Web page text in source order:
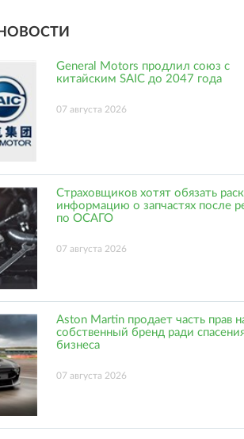
General Motors продлил союз с
китайским SAIC до 2047 года
07 августа 2026
Страховщиков хотят обязать
информацию о запчастях после
по ОСАГО
07 августа 2026
Aston Martin продает часть прав
собственный бренд ради
бизнеса
07 августа 2026